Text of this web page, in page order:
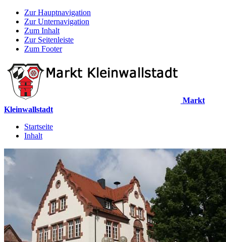
Zur Hauptnavigation
Zur Unternavigation
Zum Inhalt
Zur Seitenleiste
Zum Footer
Markt
Kleinwallstadt
Startseite
Inhalt